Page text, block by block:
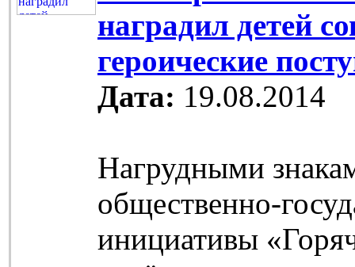
наградил детей
героические
Дата: 19.08.2014
Нагрудными
общественно-
инициативы